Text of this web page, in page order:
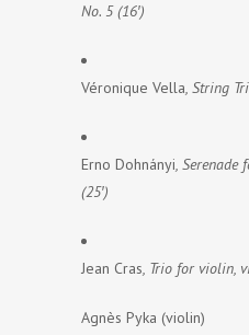
No. 5 (16′)
Véronique Vella, String
Erno Dohnányi, Serenade
(25′)
Jean Cras, Trio for violin,
Agnès Pyka (violin)